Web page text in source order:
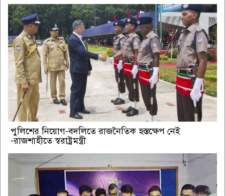
পুলিশের নিয়োগ-বদলিতে রাজনৈতিক হস্তক্ষেপ নেই
-রাজশাহীতে স্বরাষ্ট্রমন্ত্রী